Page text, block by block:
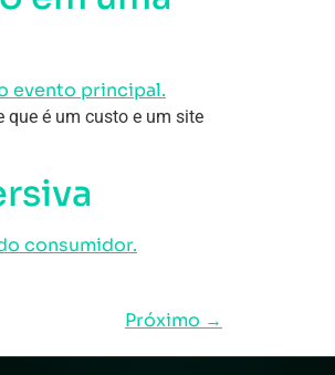
que é um custo e um site
Próximo →